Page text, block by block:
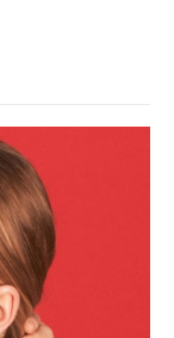
však